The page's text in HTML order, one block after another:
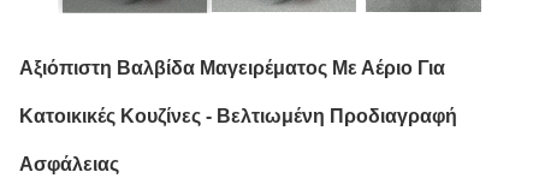
Αξιόπιστη Βαλβίδα Μαγειρέματος Με Αέριο Για
Κατοικικές Κουζίνες - Βελτιωμένη Προδιαγραφή
Ασφάλειας